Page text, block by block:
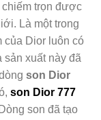
trọn được
Là một trong
của Dior luôn có
sản xuất này đã
son Dior
son Dior 777
son đã tạo